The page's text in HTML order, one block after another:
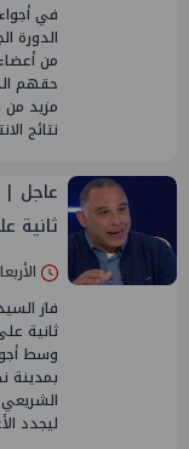
في
من
حقهم
مزيد من
نتائج
عاجل |
ثانية
الأربعاء 05/نوفمبر/
فاز
ثانية
وسط
بمدينة
ليجدد